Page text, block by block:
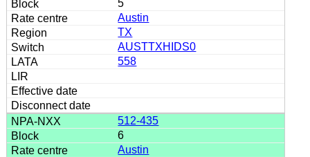
5
Austin
TX
AUSTTXHIDS0
558
512-435
6
Austin